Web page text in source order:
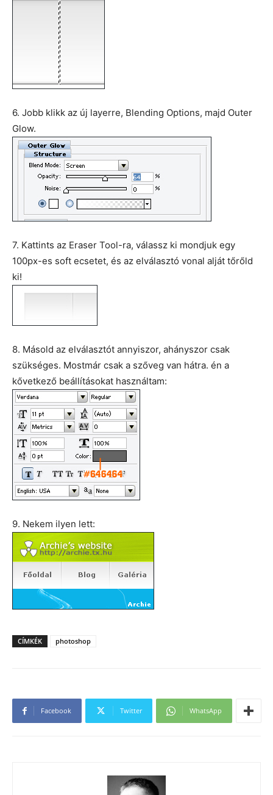
6. Jobb klikk az új layerre, Blending Options, majd Outer
Glow.
7. Kattints az Eraser Tool-ra, válassz ki mondjuk egy
100px-es soft ecsetet, és az elválasztó vonal alját tőrőld
ki!
8. Másold az elválasztót annyiszor, ahányszor csak
szükséges. Mostmár csak a szőveg van hátra. én a
kővetkező beállításokat használtam:
9. Nekem ilyen lett:
CÍMKÉK photoshop
Facebook Twitter WhatsApp